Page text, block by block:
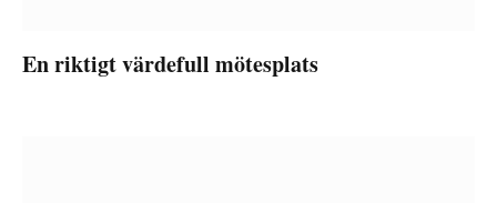
En riktigt värdefull mötesplats